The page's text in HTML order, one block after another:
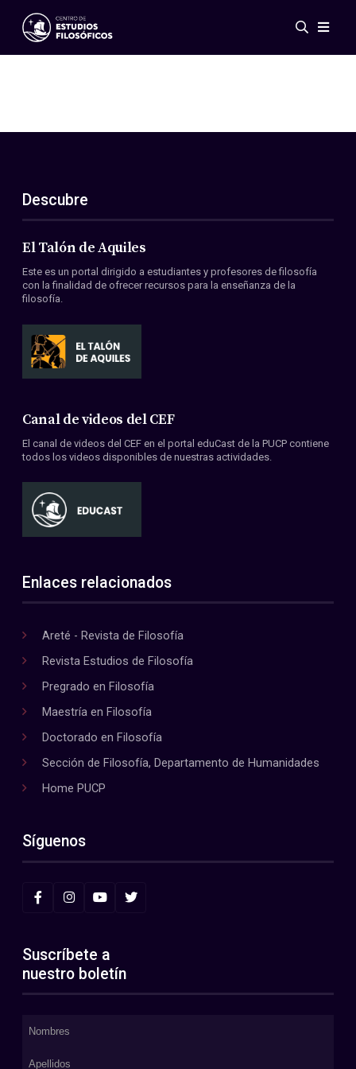
Eventos
ES
EN
Acerca de nosotros
Miembros
Convenios
Descubre
El Talón de Aquiles
Este es un portal dirigido a estudiantes y profesores de filosofía
con la finalidad de ofrecer recursos para la enseñanza de la
filosofía.
Canal de videos del CEF
El canal de videos del CEF en el portal eduCast de la PUCP contiene
todos los videos disponibles de nuestras actividades.
Enlaces relacionados
Areté - Revista de Filosofía
Revista Estudios de Filosofía
Pregrado en Filosofía
Maestría en Filosofía
Doctorado en Filosofía
Sección de Filosofía, Departamento de Humanidades
Home PUCP
Síguenos
Suscríbete a
nuestro boletín